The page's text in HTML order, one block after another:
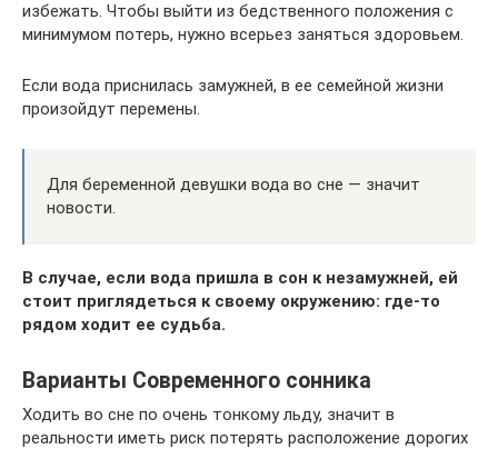
избежать. Чтобы выйти из бедственного положения с
минимумом потерь, нужно всерьез заняться здоровьем.
Если вода приснилась замужней, в ее семейной жизни
произойдут перемены.
Для беременной девушки вода во сне — значит
новости.
В случае, если вода пришла в сон к незамужней, ей
стоит приглядеться к своему окружению: где-то
рядом ходит ее судьба.
Варианты Современного сонника
Ходить во сне по очень тонкому льду, значит в
реальности иметь риск потерять расположение дорогих